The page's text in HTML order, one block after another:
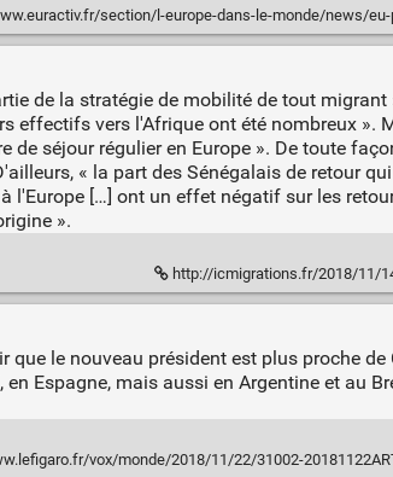
section/l-europe-dans-le-monde/news/eu-puzzled-by-downgrade-of-its-
de la stratégie de mobilité de tout migrant
effectifs vers l'Afrique ont été nombreux ».
séjour régulier en Europe ». De toute
« la part des Sénégalais de retour
l'Europe […] ont un effet négatif sur les
».
http://icmigrations.fr/2018/11/
le nouveau président est plus proche de
Espagne, mais aussi en Argentine et au
vox/monde/2018/11/22/31002-20181122ARTFIG00130--bolsonaro-n-est-pas-liberal-il-